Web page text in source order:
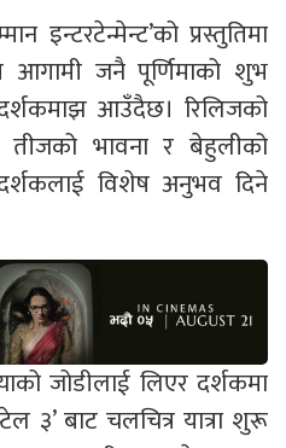
इन्टरटेन्मेन्ट’को प्रस्तुतिमा
आगामी जनै पूर्णिमाको शुभ
आउँदैछ। रिलिजको
तीजको भावना र बेहुलीको
विशेष अनुभव दिने
जोडीलाई लिएर दर्शकमा
३’ बाट चलचित्र यात्रा शुरू